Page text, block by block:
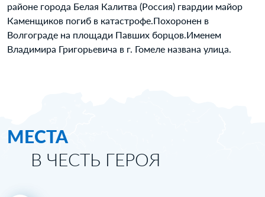
районе города Белая Калитва (Россия) гвардии майор
Каменщиков погиб в катастрофе.Похоронен в
Волгограде на площади Павших борцов.Именем
Владимира Григорьевича в г. Гомеле названа улица.
МЕСТА
В ЧЕСТЬ ГЕРОЯ